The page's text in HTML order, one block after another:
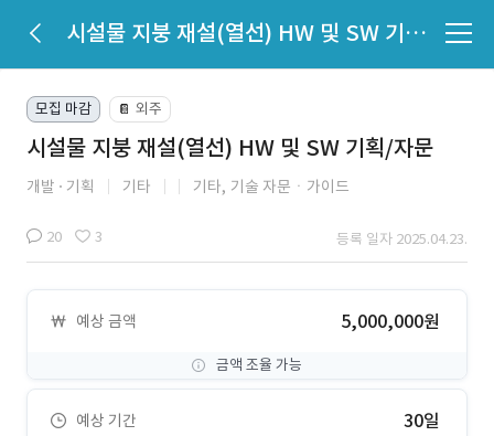
시설물 지붕 재설(열선) HW 및 SW 기획/자문
모집 마감 📔 외주
시설물 지붕 재설(열선) HW 및 SW 기획/자문
개발 기획 기타 기타, 기술 자문ㆍ가이드
20 3 등록 일자 2025.04.23.
예상 금액 5,000,000원
금액 조율 가능
예상 기간 30일